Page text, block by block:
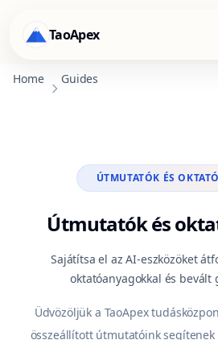
TaoApex
Home Guides
ÚTMUTATÓK ÉS
Útmutatók és
Sajátítsa el az AI-eszközöket
oktatóanyagokkal és bevált
Üdvözöljük a TaoApex
összeállított útmutatóink segítenek